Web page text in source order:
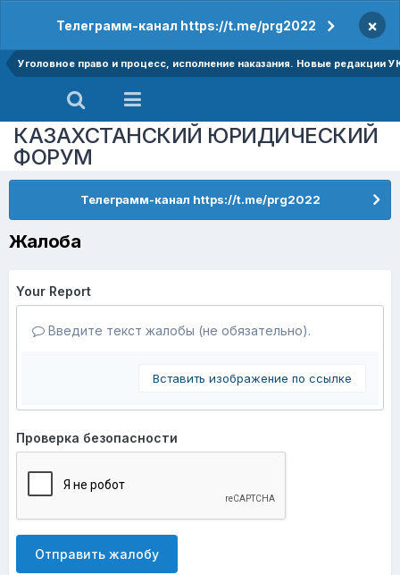
Телеграмм-канал https://t.me/prg2022 ×
Уголовное право и процесс, исполнение наказания. Новые редакции
КАЗАХСТАНСКИЙ ЮРИДИЧЕСКИЙ
ФОРУМ
Телеграмм-канал https://t.me/prg2022
Жалоба
Your Report
Введите текст жалобы (не обязательно).
Вставить изображение по ссылке
Проверка безопасности
Отправить жалобу